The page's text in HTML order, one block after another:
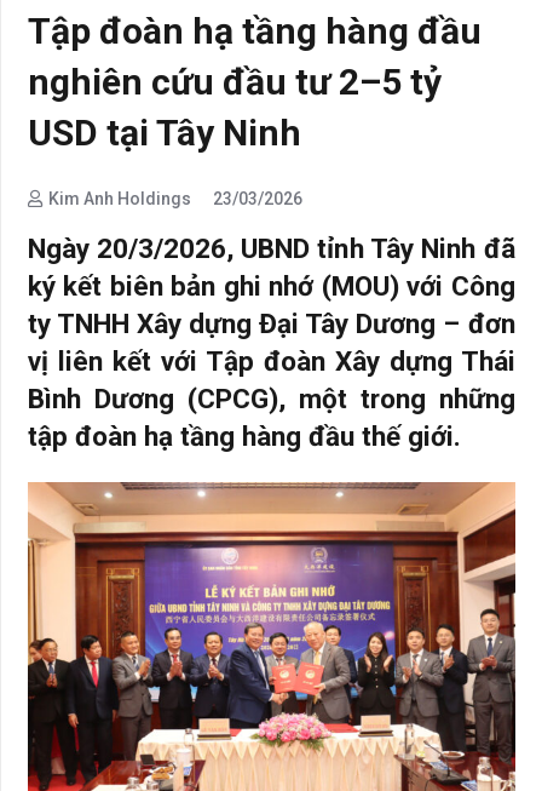
Tập đoàn hạ tầng hàng đầu
nghiên cứu đầu tư 2–5 tỷ
USD tại Tây Ninh
Kim Anh Holdings 23/03/2026
Ngày 20/3/2026, UBND tỉnh Tây Ninh đã
ký kết biên bản ghi nhớ (MOU) với Công
ty TNHH Xây dựng Đại Tây Dương – đơn
vị liên kết với Tập đoàn Xây dựng Thái
Bình Dương (CPCG), một trong những
tập đoàn hạ tầng hàng đầu thế giới.